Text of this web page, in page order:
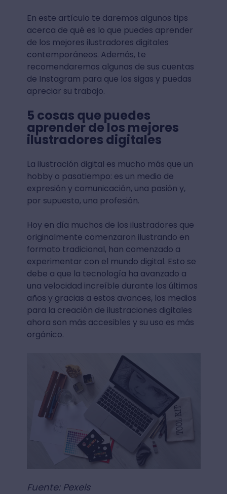
En este artículo te daremos algunos tips
acerca de qué es lo que puedes aprender
de los mejores ilustradores digitales
contemporáneos. Además, te
recomendaremos algunas de sus cuentas
de Instagram para que los sigas y puedas
apreciar su trabajo.
5 cosas que puedes
aprender de los mejores
ilustradores digitales
La ilustración digital es mucho más que un
hobby o pasatiempo: es un medio de
expresión y comunicación, una pasión y,
por supuesto, una profesión.
Hoy en día muchos de los ilustradores que
originalmente comenzaron ilustrando en
formato tradicional, han comenzado a
experimentar con el mundo digital. Esto se
debe a que la tecnología ha avanzado a
una velocidad increíble durante los últimos
años y gracias a estos avances, los medios
para la creación de ilustraciones digitales
ahora son más accesibles y su uso es más
orgánico.
Fuente: Pexels